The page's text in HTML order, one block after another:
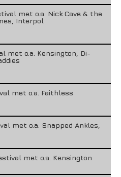
met o.a. Nick Cave & the
Interpol
met o.a. Kensington, Di-
met o.a. Faithless
met o.a. Snapped Ankles,
met o.a. Kensington